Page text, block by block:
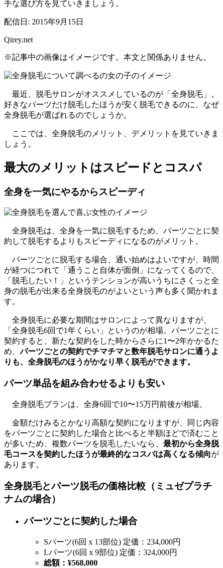
手な選び方を見ていきましょう。
配信日: 2015年9月15日
Qirey.net
※記事中の画像はイメージです。本文と関係ありません。
最近、脱毛サロンがオススメしているのが「全身脱毛」。
好きなパーツだけ脱毛したほうが安く脱毛できるのに、なぜ
全身脱毛が選ばれるのでしょうか。
ここでは、全身脱毛のメリット、デメリットを見ていきま
しょう。
最大のメリットはスピードとコスパ
全身を一気にやるからスピーディ
全身脱毛は、全身を一気に脱毛するため、パーツごとに契
約して脱毛するよりもスピーディになるのがメリット。
パーツごとに脱毛する場合、通い始めはよいですが、時間
が経つにつれて「通うこと自体が面倒」になってくるので、
「脱毛したい！」というテンションが高いうちにさくっと全
身の脱毛が出来る全身脱毛のがよいという声も多く聞かれま
す。
全身脱毛に必要な期間はサロンによって異なりますが、
「全身脱毛6回で1年くらい」というのが相場。パーツごとに
契約すると、新たな契約をした時からさらに1〜2年かかるた
め、パーツごとの契約でチマチマと数年脱毛サロンに通うよ
りも、全身脱毛のほうがかなり早く脱毛ができます。
パーツ単品を組み合わせるよりも安い
全身脱毛プランは、全身6回で10〜15万円前後が相場。
金額だけみるとかなり高額な契約になりますが、同じ内容
をパーツごとに契約した場合と比べると半額ほどで済むこと
が多いため、複数パーツを脱毛したいなら、 最初から全身脱
毛コースを契約したほうが最終的なコスパは高くなる傾向が
あります。
全身脱毛とパーツ脱毛の価格比較（ミュゼプラチ
ナムの場合）
パーツごとに契約した場合
Sパーツ(6回 x 13部位) 定価：234,000円
Lパーツ(6回 x 9部位) 定価：324,000円
総額：¥568,000